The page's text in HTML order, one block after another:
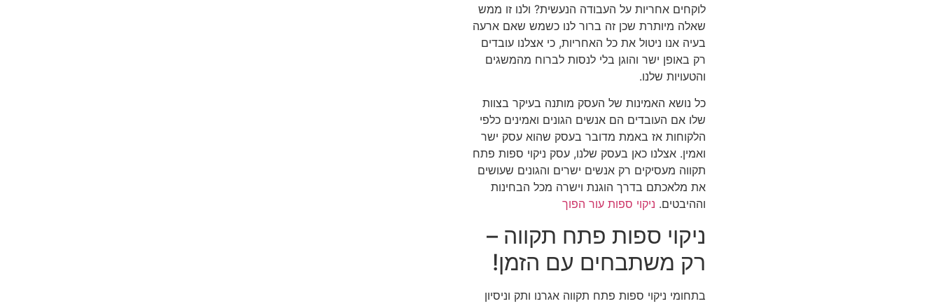
לוקחים אחריות על העבודה הנעשית? ולנו זו ממש
שאלה מיותרת שכן זה ברור לנו כשמש שאם ארעה
בעיה אנו ניטול את כל האחריות, כי אצלנו עובדים
רק באופן ישר והוגן בלי לנסות לברוח מהמשגים
והטעויות שלנו.
כל נושא האמינות של העסק מותנה בעיקר בצוות
שלו אם העובדים הם אנשים הגונים ואמינים כלפי
הלקוחות אז באמת מדובר בעסק שהוא עסק ישר
ואמין. אצלנו כאן בעסק שלנו, עסק ניקוי ספות פתח
תקווה מעסיקים רק אנשים ישרים והגונים שעושים
את מלאכתם בדרך הוגנת וישרה מכל הבחינות
וההיבטים. ניקוי ספות עור הפוך
ניקוי ספות פתח תקווה –
רק משתבחים עם הזמן!
בתחומי ניקוי ספות פתח תקווה אגרנו ותק וניסיון